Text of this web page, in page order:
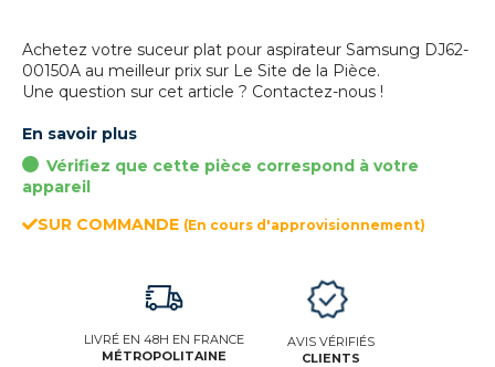
Achetez votre suceur plat pour aspirateur Samsung DJ62-
00150A au meilleur prix sur Le Site de la Pièce.
Une question sur cet article ? Contactez-nous !
En savoir plus
Vérifiez que cette pièce correspond à votre
appareil
SUR COMMANDE (En cours d'approvisionnement)
LIVRÉ EN 48H EN FRANCE
MÉTROPOLITAINE
AVIS VÉRIFIÉS
CLIENTS